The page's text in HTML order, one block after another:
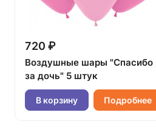
720 ₽
Воздушные шары "Спасибо
за дочь" 5 штук
В корзину Подробнее